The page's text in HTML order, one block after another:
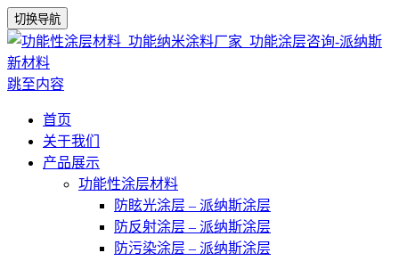
切换导航
跳至内容
首页
关于我们
产品展示
功能性涂层材料
防眩光涂层 – 派纳斯涂层
防反射涂层 – 派纳斯涂层
防污染涂层 – 派纳斯涂层